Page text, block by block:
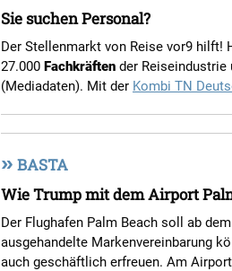
Sie suchen Personal?
Der Stellenmarkt von Reise vor9 hilft!
27.000 Fachkräften der
(Mediadaten). Mit der Kombi TN
» BASTA
Wie Trump mit dem Airport
Der Flughafen Palm Beach soll ab
ausgehandelte Markenvereinbarung
auch geschäftlich erfreuen. Am